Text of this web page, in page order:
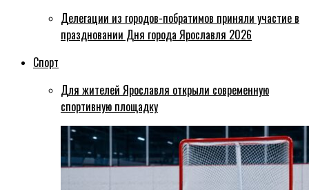
Делегации из городов-побратимов приняли участие в
праздновании Дня города Ярославля 2026
Спорт
Для жителей Ярославля открыли современную
спортивную площадку